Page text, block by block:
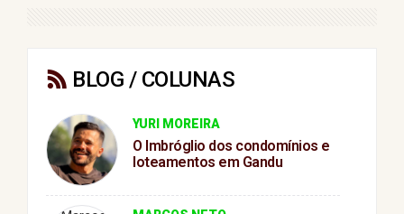
BLOG / COLUNAS
YURI MOREIRA
O Imbróglio dos condomínios e
loteamentos em Gandu